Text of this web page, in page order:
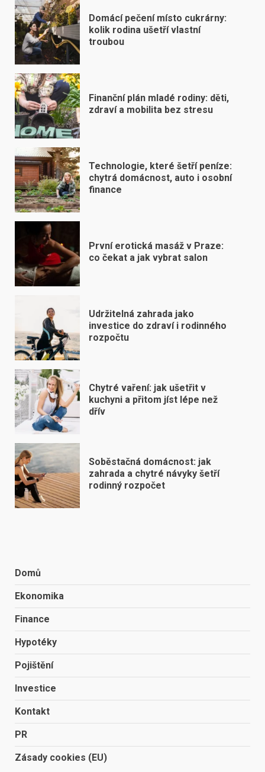
Domácí pečení místo cukrárny:
kolik rodina ušetří vlastní
troubou
Finanční plán mladé rodiny: děti,
zdraví a mobilita bez stresu
Technologie, které šetří peníze:
chytrá domácnost, auto i osobní
finance
První erotická masáž v Praze:
co čekat a jak vybrat salon
Udržitelná zahrada jako
investice do zdraví i rodinného
rozpočtu
Chytré vaření: jak ušetřit v
kuchyni a přitom jíst lépe než
dřív
Soběstačná domácnost: jak
zahrada a chytré návyky šetří
rodinný rozpočet
Domů
Ekonomika
Finance
Hypotéky
Pojištění
Investice
Kontakt
PR
Zásady cookies (EU)